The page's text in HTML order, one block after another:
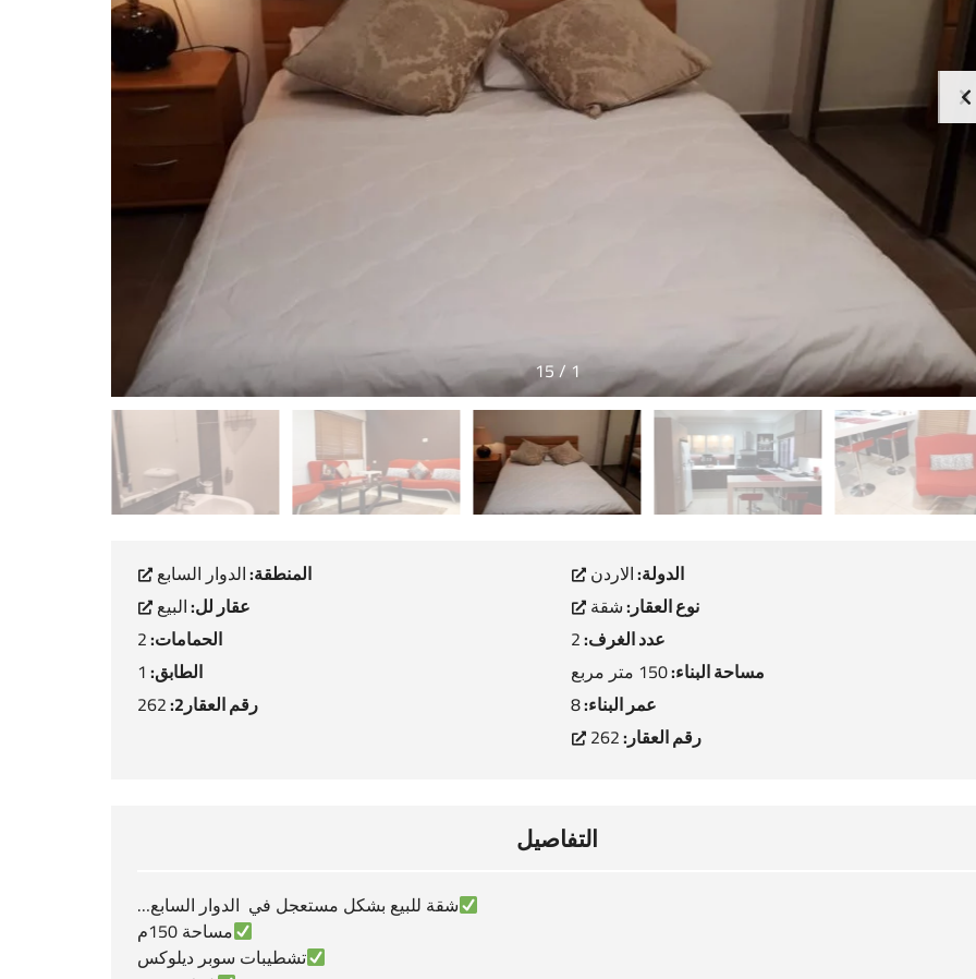
1
/
15
الدولة:الاردن المنطقة:الدوار السابع
نوع العقار:شقة عقار لل:البيع
عدد الغرف:2 الحمامات:2
مساحة البناء:150 متر مربع الطابق:1
عمر البناء:8 رقم العقار2: 262
رقم العقار:262
التفاصيل
شقة للبيع بشكل مستعجل في الدوار السابع…
مساحة 150م
تشطيبات سوبر ديلوكس